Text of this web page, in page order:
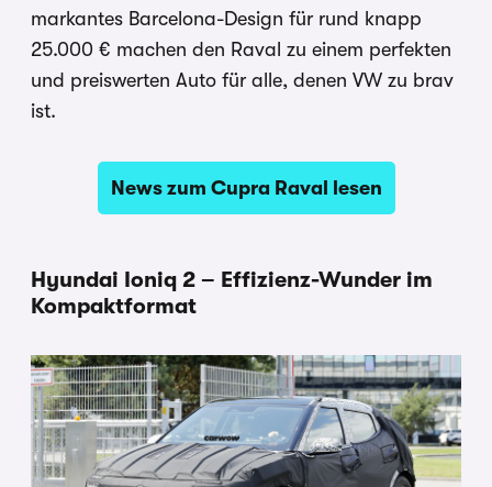
markantes Barcelona-Design für rund knapp
25.000 € machen den Raval zu einem perfekten
und preiswerten Auto für alle, denen VW zu brav
ist.
News zum Cupra Raval lesen
Hyundai Ioniq 2 – Effizienz-Wunder im
Kompaktformat